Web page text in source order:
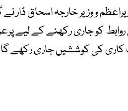
و وزیر خارجہ اسحاق ڈار
کو جاری رکھنے کے لیے
کی کوششیں جاری رکھے گا،